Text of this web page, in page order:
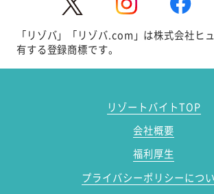
「リゾバ」「リゾバ.com」は株式会社ヒ
有する登録商標です。
リゾートバイトTOP
会社概要
福利厚生
プライバシーポリシーにつ